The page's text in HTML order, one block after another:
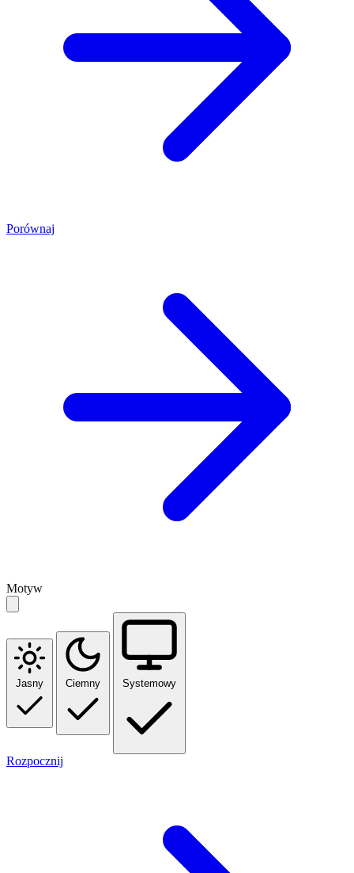
Porównaj
Motyw
Jasny Ciemny Systemowy
Rozpocznij